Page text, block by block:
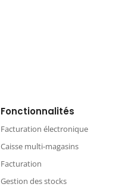
Fonctionnalités
Facturation électronique
Caisse multi-magasins
Facturation
Gestion des stocks